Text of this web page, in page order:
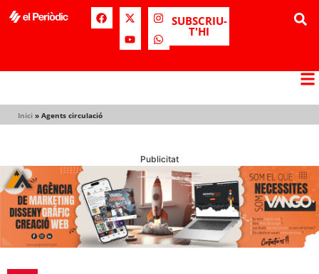
SUBSCRIU-
T'HI
Inici » Agents circulació
Publicitat